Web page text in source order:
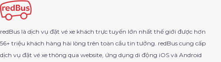
Cầu Kè Đi Bến Xe Miền Tây
redBus là dịch vụ đặt vé xe khách trực tuyến lớn nhất thế giới được hơn
56+ triệu khách hàng hài lòng trên toàn cầu tin tưởng. redBus cung cấp
dịch vụ đặt vé xe thông qua website, ứng dụng di động iOS và Android